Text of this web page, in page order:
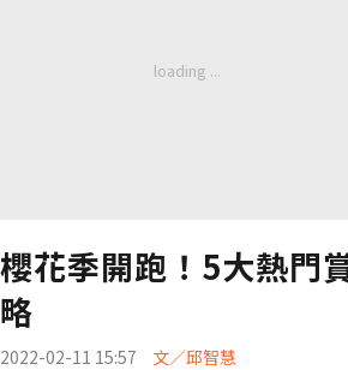
櫻花季開跑！5大熱門
略
2022-02-11 15:57 文／邱智慧